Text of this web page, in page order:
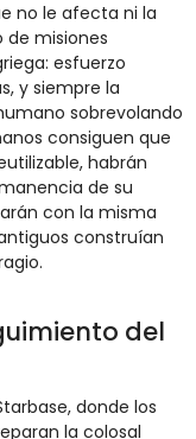
no le afecta ni la
de misiones
esfuerzo
y siempre la
sobrevolando
consiguen que
habrán
de su
con la misma
construían
del
donde los
la colosal